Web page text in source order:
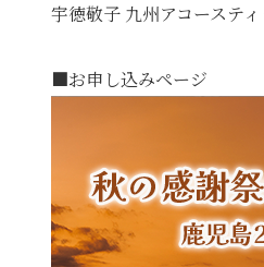
宇徳敬子 九州アコーステ
■お申し込みページ